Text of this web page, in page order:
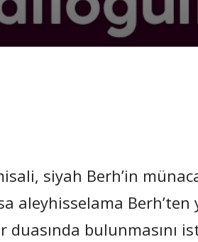
siyah Berh’in
aleyhisselama
duasında bulunmasını